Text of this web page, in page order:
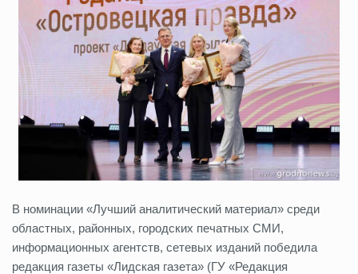
В номинации «Лучший аналитический материал» среди
областных, районных, городских печатных СМИ,
информационных агентств, сетевых изданий победила
редакция газеты «Лидская газета» (ГУ «Редакция